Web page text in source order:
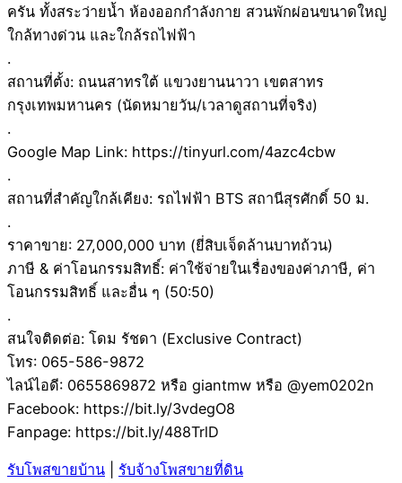
ครัน ทั้งสระว่ายน้ำ ห้องออกกำลังกาย สวนพักผ่อนขนาดใหญ่
ใกล้ทางด่วน และใกล้รถไฟฟ้า
.
สถานที่ตั้ง: ถนนสาทรใต้ แขวงยานนาวา เขตสาทร
กรุงเทพมหานคร (นัดหมายวัน/เวลาดูสถานที่จริง)
.
Google Map Link: https://tinyurl.com/4azc4cbw
.
สถานที่สำคัญใกล้เคียง: รถไฟฟ้า BTS สถานีสุรศักดิ์ 50 ม.
.
ราคาขาย: 27,000,000 บาท (ยี่สิบเจ็ดล้านบาทถ้วน)
ภาษี & ค่าโอนกรรมสิทธิ์: ค่าใช้จ่ายในเรื่องของค่าภาษี, ค่า
โอนกรรมสิทธิ์ และอื่น ๆ (50:50)
.
สนใจติดต่อ: โดม รัชดา (Exclusive Contract)
โทร: 065-586-9872
ไลน์ไอดี: 0655869872 หรือ giantmw หรือ @yem0202n
Facebook: https://bit.ly/3vdegO8
Fanpage: https://bit.ly/488TrlD
รับโพสขายบ้าน
รับจ้างโพสขายที่ดิน